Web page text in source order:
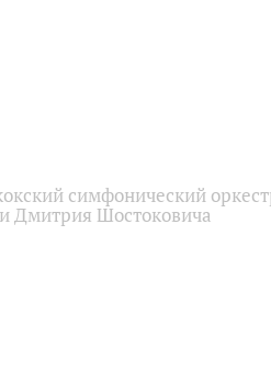
симфонический
Дмитрия Шостоковича